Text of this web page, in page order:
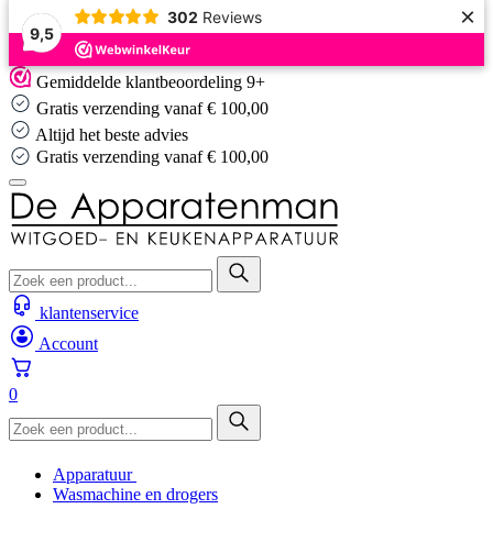
9,5
302 Reviews ×
Skip
to
content
Gemiddelde klantbeoordeling 9+
Gratis verzending vanaf € 100,00
Altijd het beste advies
Altijd het beste advies
klantenservice
Account
0
Apparatuur
Wasmachine en drogers